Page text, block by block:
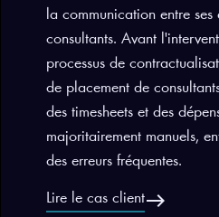
la communication entre ses
consultants. Avant
processus de
de placement de
des timesheets et des
majoritairement manuels,
des erreurs fréquentes.
Lire le cas clienteast